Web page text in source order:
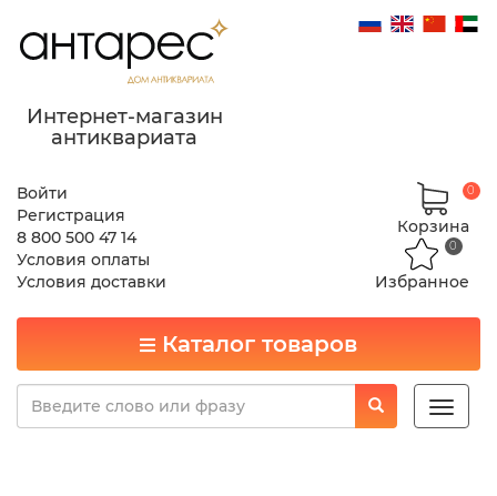
Интернет-магазин
антиквариата
Войти
Регистрация
8 800 500 47 14
Условия оплаты
Условия доставки
Корзина
0
Избранное
0
Каталог товаров
Toggle